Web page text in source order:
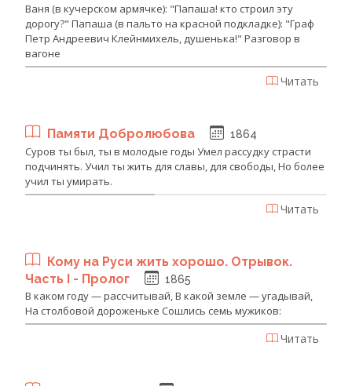
Ваня (в кучерском армячке): "Папаша! кто строил эту
дорогу?" Папаша (в пальто на красной подкладке): "Граф
Петр Андреевич Клейнмихель, душенька!" Разговор в
вагоне
Читать
Памяти Добролюбова 1864
Суров ты был, ты в молодые годы Умел рассудку страсти
подчинять. Учил ты жить для славы, для свободы, Но более
учил ты умирать.
Читать
Кому на Руси жить хорошо. Отрывок.
Часть I - Пролог
1865
В каком году — рассчитывай, В какой земле — угадывай,
На столбовой дороженьке Сошлись семь мужиков:
Читать